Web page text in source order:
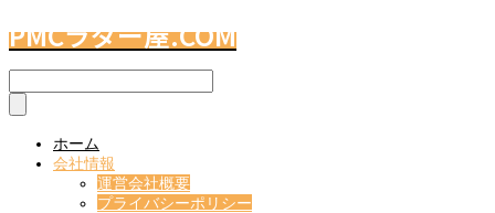
PMCラダー屋.COM
ホーム
会社情報
運営会社概要
プライバシーポリシー